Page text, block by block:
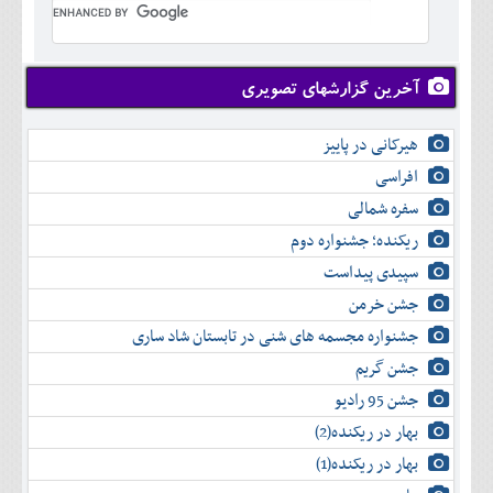
آخرین گزارشهای تصویری
هیرکانی در پاییز
افراسی
سفره شمالی
ریکنده؛ جشنواره دوم
سپیدی پیداست
جشن خرمن
جشنواره مجسمه های شنی در تابستان شاد ساری
جشن گریم
جشن 95 رادیو
بهار در ریکنده(2)
بهار در ریکنده(1)